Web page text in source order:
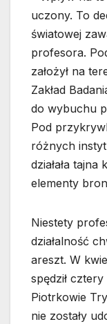
uczony. To
światowej
profesora.
założył na
Zakład
do wybuchu
Pod
różnych
działała
elementy
Niestety
działalność
areszt. W
spędził
Piotrkowie
nie zostały